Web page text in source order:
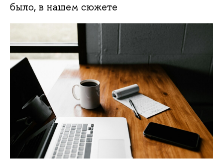
было, в нашем сюжете